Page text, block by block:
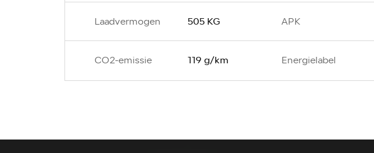
Laadvermogen 505 KG APK
CO2-emissie 119 g/km Energielabel